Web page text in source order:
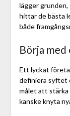
lägger
hittar de bästa
både
Börja
Ett lyckat
definiera syftet
målet att stärka
kanske knyta